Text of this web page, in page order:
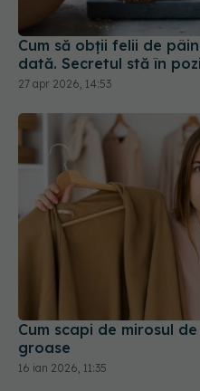
dată. Secretul stă în
27 apr 2026, 14:53
Cum scapi de mirosul
16 ian 2026, 11:35